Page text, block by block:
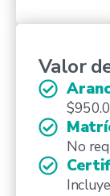
Valor
No